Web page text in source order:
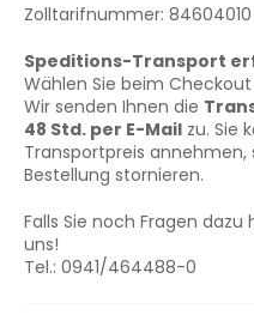
Zolltarifnummer: 84604010
Speditions-Transport
Wählen Sie beim Checkout
Wir senden Ihnen die
48 Std. per E-Mail zu. Sie
Transportpreis
Bestellung stornieren.
Falls Sie noch Fragen
uns!
Tel.: 0941/464488-0